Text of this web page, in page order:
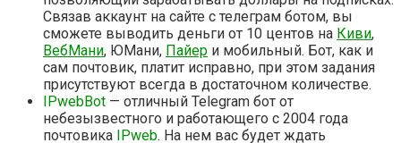
Связав аккаунт на сайте с телеграм ботом, вы
сможете выводить деньги от 10 центов на Киви,
ВебМани, ЮМани, Пайер и мобильный. Бот, как и
сам почтовик, платит исправно, при этом задания
присутствуют всегда в достаточном количестве.
IPwebBot — отличный Telegram бот от
небезызвестного и работающего с 2004 года
почтовика IPweb. На нем вас будет ждать